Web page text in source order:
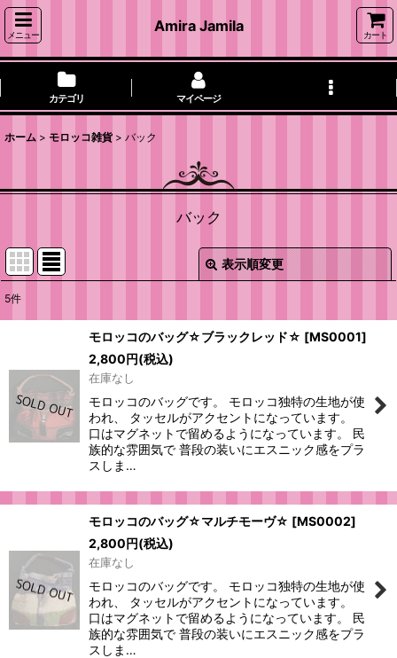
メニュー
Amira Jamila
カート
カテゴリ マイページ
ホーム > モロッコ雑貨 > バック
バック
表示順変更
絞り込む
閉じる
5件
モロッコのバッグ☆ブラックレッド☆ [MS0001]
2,800円(税込)
在庫なし
モロッコのバッグです。 モロッコ独特の生地が使
われ、 タッセルがアクセントになっています。
口はマグネットで留めるようになっています。 民
族的な雰囲気で 普段の装いにエスニック感をプラ
スしま…
モロッコのバッグ☆マルチモーヴ☆ [MS0002]
2,800円(税込)
在庫なし
モロッコのバッグです。 モロッコ独特の生地が使
われ、 タッセルがアクセントになっています。
口はマグネットで留めるようになっています。 民
族的な雰囲気で 普段の装いにエスニック感をプラ
スしま…